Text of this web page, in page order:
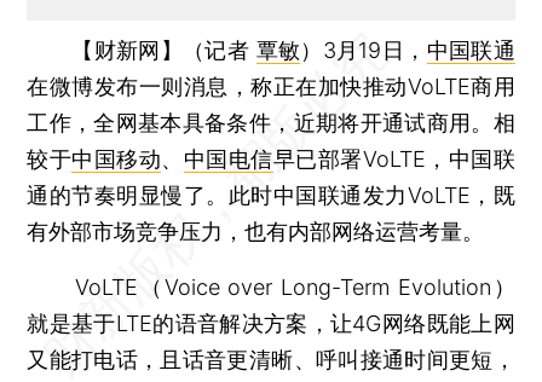
【财新网】（记者 覃敏） 3月19日， 中国联通
在微博发布一则消息，称正在加快推动VoLTE商用
工作，全网基本具备条件，近期将开通试商用。相
较于中国移动、 中国电信早已部署VoLTE，中国联
通的节奏明显慢了。此时中国联通发力VoLTE，既
有外部市场竞争压力，也有内部网络运营考量。
VoLTE（Voice over Long-Term Evolution）
就是基于LTE的语音解决方案，让4G网络既能上网
又能打电话，且话音更清晰、呼叫接通时间更短，